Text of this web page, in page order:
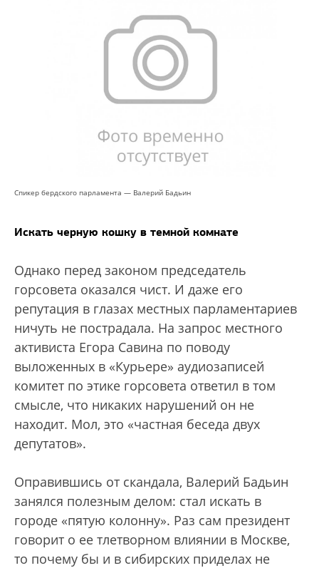
Спикер бердского парламента — Валерий Бадьин
Искать черную кошку в темной комнате
Однако перед законом председатель
горсовета оказался чист. И даже его
репутация в глазах местных парламентариев
ничуть не пострадала. На запрос местного
активиста Егора Савина по поводу
выложенных в «Курьере» аудиозаписей
комитет по этике горсовета ответил в том
смысле, что никаких нарушений он не
находит. Мол, это «частная беседа двух
депутатов».
Оправившись от скандала, Валерий Бадьин
занялся полезным делом: стал искать в
городе «пятую колонну». Раз сам президент
говорит о ее тлетворном влиянии в Москве,
то почему бы и в сибирских приделах не